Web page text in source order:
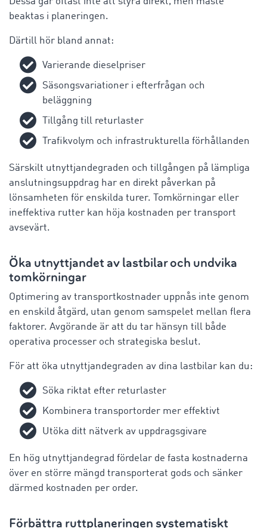
beaktas i planeringen.
Därtill hör bland annat:
Varierande dieselpriser
Säsongsvariationer i efterfrågan och
beläggning
Tillgång till returlaster
Trafikvolym och infrastrukturella förhållanden
Särskilt utnyttjandegraden och tillgången på lämpliga
anslutningsuppdrag har en direkt påverkan på
lönsamheten för enskilda turer. Tomkörningar eller
ineffektiva rutter kan höja kostnaden per transport
avsevärt.
Öka utnyttjandet av lastbilar och undvika
tomkörningar
Optimering av transportkostnader uppnås inte genom
en enskild åtgärd, utan genom samspelet mellan flera
faktorer. Avgörande är att du tar hänsyn till både
operativa processer och strategiska beslut.
För att öka utnyttjandegraden av dina lastbilar kan du:
Söka riktat efter returlaster
Kombinera transportorder mer effektivt
Utöka ditt nätverk av uppdragsgivare
En hög utnyttjandegrad fördelar de fasta kostnaderna
över en större mängd transporterat gods och sänker
därmed kostnaden per order.
Förbättra ruttplaneringen systematiskt